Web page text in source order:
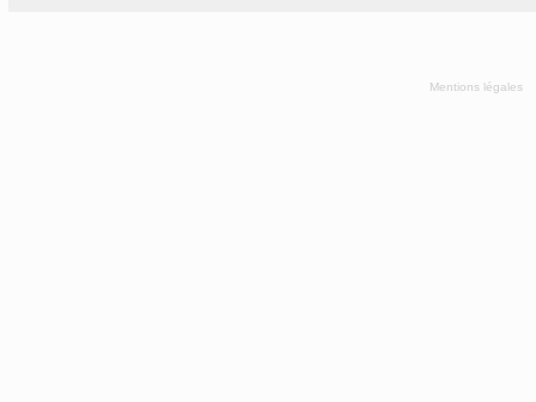
Mentions légales